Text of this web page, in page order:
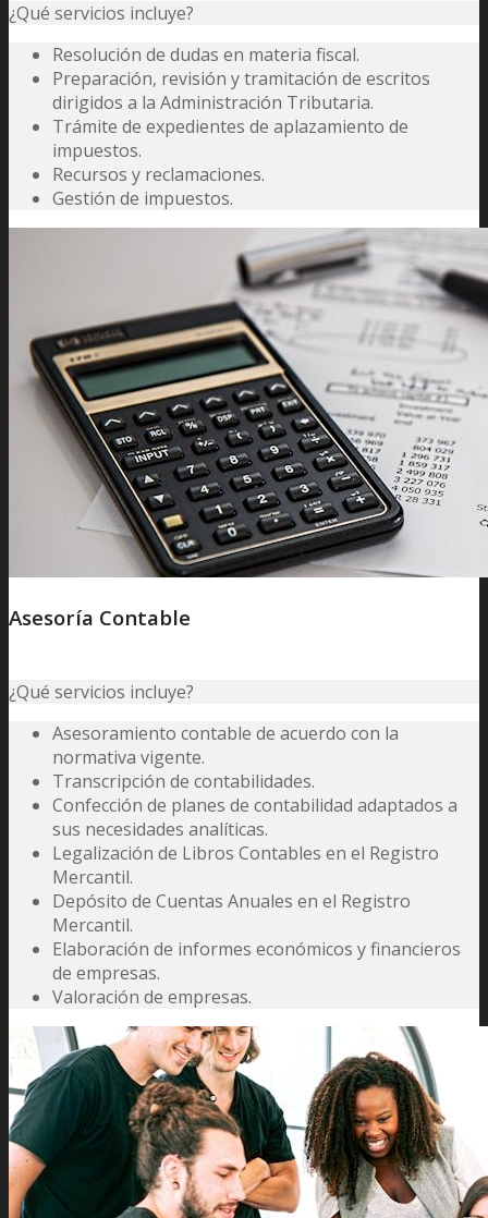
¿Qué servicios incluye?
Resolución de dudas en materia fiscal.
Preparación, revisión y tramitación de escritos
dirigidos a la Administración Tributaria.
Trámite de expedientes de aplazamiento de
impuestos.
Recursos y reclamaciones.
Gestión de impuestos.
Asesoría Contable
¿Qué servicios incluye?
Asesoramiento contable de acuerdo con la
normativa vigente.
Transcripción de contabilidades.
Confección de planes de contabilidad adaptados a
sus necesidades analíticas.
Legalización de Libros Contables en el Registro
Mercantil.
Depósito de Cuentas Anuales en el Registro
Mercantil.
Elaboración de informes económicos y financieros
de empresas.
Valoración de empresas.